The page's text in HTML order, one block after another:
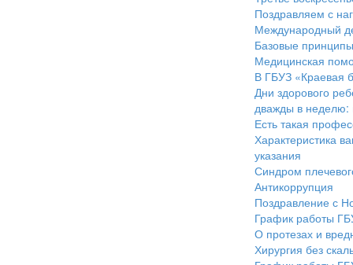
Поздравляем с
Международный
Базовые
Медицинская
В ГБУЗ «Краевая
Дни здорового
дважды в неделю:
Есть такая
Характеристика
указания
Синдром
Антикоррупция
Поздравление с
График работы
О протезах и
Хирургия без